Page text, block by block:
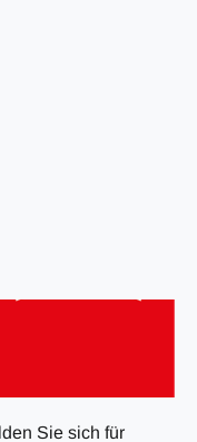
Sie sich für